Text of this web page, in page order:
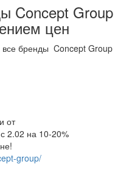
Concept Group
цен
бренды Concept Group
от
2.02 на 10-20%
group/